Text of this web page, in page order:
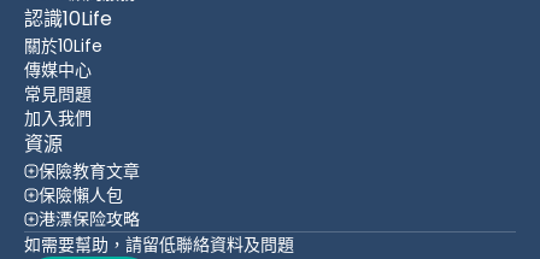
認識10Life
關於10Life
傳媒中心
常見問題
加入我們
資源
保險教育文章
保險懶人包
港漂保险攻略
如需要幫助，請留低聯絡資料及問題